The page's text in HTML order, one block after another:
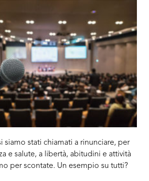
siamo stati chiamati a rinunciare, per
e salute, a libertà, abitudini e attività
per scontate. Un esempio su tutti?